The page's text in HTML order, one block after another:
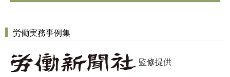
労働実務事例集
監修提供